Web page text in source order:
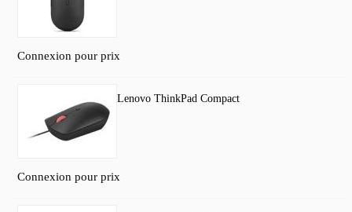
Connexion pour prix
Lenovo ThinkPad Compact
Connexion pour prix